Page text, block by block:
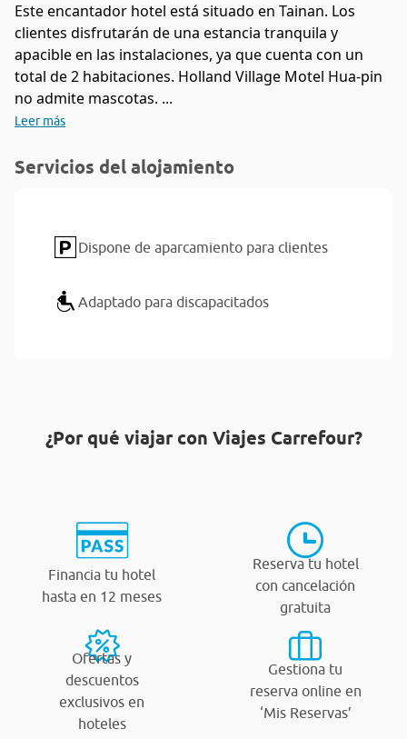
Este encantador hotel está situado en Tainan. Los
clientes disfrutarán de una estancia tranquila y
apacible en las instalaciones, ya que cuenta con un
total de 2 habitaciones. Holland Village Motel Hua-pin
no admite mascotas. ...
Leer más
Servicios del alojamiento
Dispone de aparcamiento para clientes
Adaptado para discapacitados
¿Por qué viajar con Viajes Carrefour?
Financia tu hotel
hasta en 12 meses
Reserva tu hotel
con cancelación
gratuita
Ofertas y
descuentos
exclusivos en
hoteles
Gestiona tu
reserva online en
‘Mis Reservas’